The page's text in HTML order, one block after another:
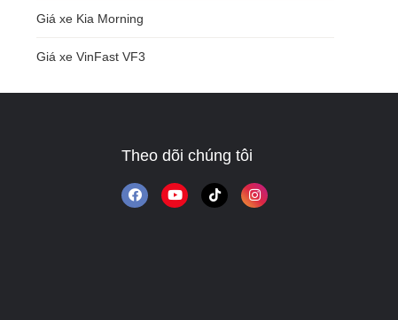
Giá xe Kia Morning
Giá xe VinFast VF3
Theo dõi chúng tôi